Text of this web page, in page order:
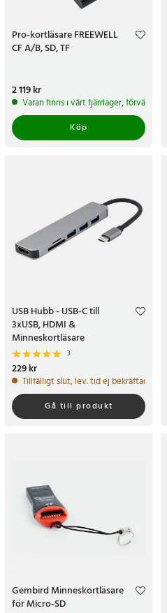
Pro-kortläsare FREEWELL
CF A/B, SD, TF
Pris:2 119 kr
2 119 kr
Varan finns i vårt fjärrlager, förväntas
Köp
USB Hubb - USB-C till
3xUSB, HDMI &
Minneskortläsare
3
Pris:229 kr
229 kr
Tillfälligt slut, lev. tid ej bekräftad.
Gå till produkt
Gembird Minneskortläsare
för Micro-SD